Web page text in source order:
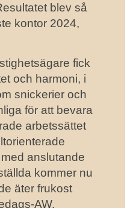
blev så
kontor 2024,
fick
och harmoni, i
snickerier och
för att bevara
arbetssättet
anslutande
kommer nu
äter frukost
AW.